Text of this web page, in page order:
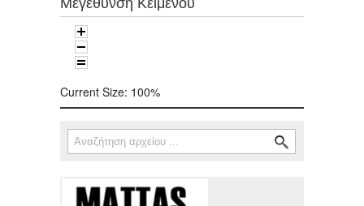
Current Size: 100%
Φόρμα αναζήτησης
Αναζήτηση